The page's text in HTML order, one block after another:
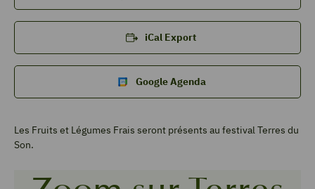
iCal Export
Google Agenda
Les Fruits et Légumes Frais seront présents au festival Terres du
Son.